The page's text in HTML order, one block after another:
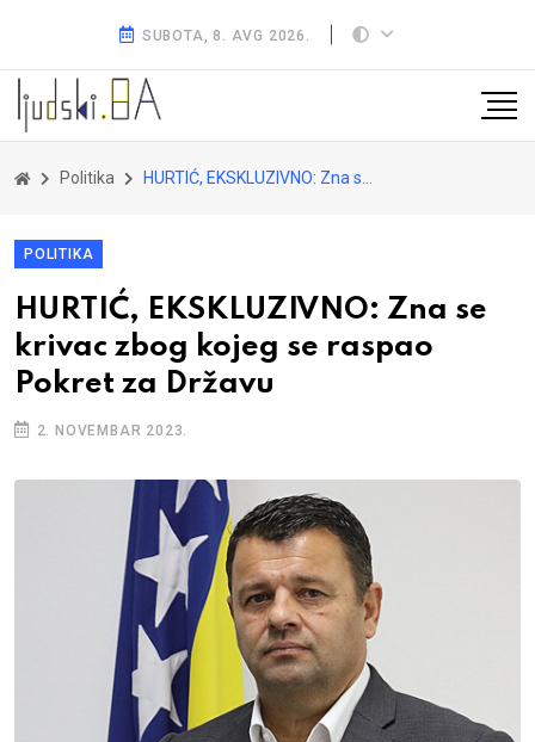
SUBOTA, 8. AVG 2026.
Politika HURTIĆ, EKSKLUZIVNO: Zna se krivac zbog kojeg se raspao Pokret za Državu
POLITIKA
HURTIĆ, EKSKLUZIVNO: Zna se
krivac zbog kojeg se raspao
Pokret za Državu
2. NOVEMBAR 2023.